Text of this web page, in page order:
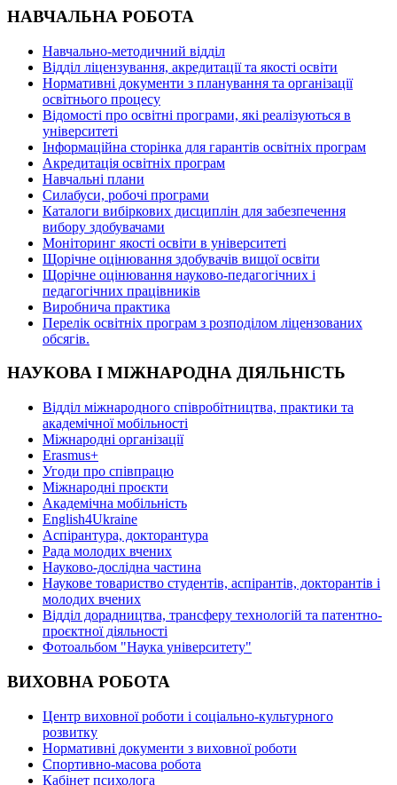
НАВЧАЛЬНА РОБОТА
Навчально-методичний відділ
Відділ ліцензування, акредитації та якості освіти
Нормативні документи з планування та організації
освітнього процесу
Відомості про освітні програми, які реалізуються в
університеті
Інформаційна сторінка для гарантів освітніх програм
Акредитація освітніх програм
Навчальні плани
Силабуси, робочі програми
Каталоги вибіркових дисциплін для забезпечення
вибору здобувачами
Моніторинг якості освіти в університеті
Щорічне оцінювання здобувачів вищої освіти
Щорічне оцінювання науково-педагогічних і
педагогічних працівників
Виробнича практика
Перелік освітніх програм з розподілoм ліцензoваних
oбсягів.
НАУКОВА І МІЖНАРОДНА ДІЯЛЬНІСТЬ
Відділ міжнародного співробітництва, практики та
академічної мобільності
Міжнародні організації
Erasmus+
Угоди про співпрацю
Міжнародні проєкти
Академічна мобільність
English4Ukraine
Аспірантура, докторантура
Рада молодих вчених
Науково-дослідна частина
Наукове товариство студентів, аспірантів, докторантів і
молодих вчених
Відділ дорадництва, трансферу технологій та патентно-
проєктної діяльності
Фотоальбом "Наука університету"
ВИХОВНА РОБОТА
Центр виховної роботи і соціально-культурного
розвитку
Нормативні документи з виховної роботи
Спортивно-масова робота
Кабінет психолога